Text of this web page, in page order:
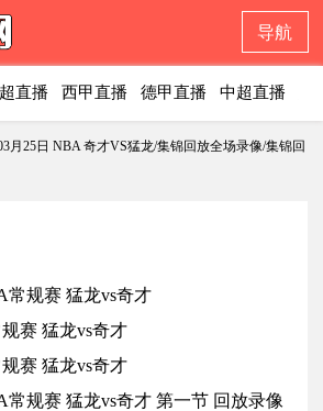
导航
直播 西甲直播 德甲直播 中超直播
月25日 NBA 奇才VS猛龙/集锦回放全场录像/集锦回
常规赛 猛龙vs奇才
赛 猛龙vs奇才
赛 猛龙vs奇才
常规赛 猛龙vs奇才 第一节 回放录像